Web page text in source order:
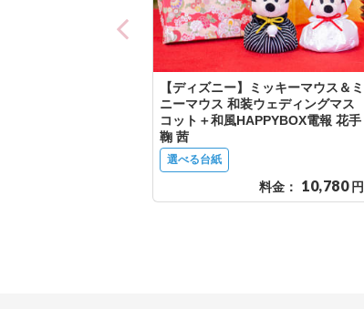
【ディズニー】ミッキーマウス＆ミ
ニーマウス 和装ウェディングマス
コット＋和風HAPPYBOX電報 花手
鞠 茜
選べる台紙
料金： 10,780 円